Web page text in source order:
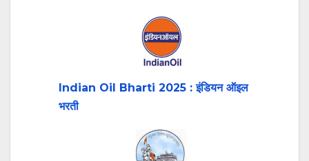
Indian Oil Bharti 2025 : इंडियन ऑइल
भरती